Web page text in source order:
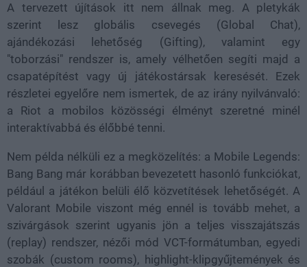
A tervezett újítások itt nem állnak meg. A pletykák
szerint lesz globális csevegés (Global Chat),
ajándékozási lehetőség (Gifting), valamint egy
"toborzási" rendszer is, amely vélhetően segíti majd a
csapatépítést vagy új játékostársak keresését. Ezek
részletei egyelőre nem ismertek, de az irány nyilvánvaló:
a Riot a mobilos közösségi élményt szeretné minél
interaktívabbá és élőbbé tenni.
Nem példa nélküli ez a megközelítés: a Mobile Legends:
Bang Bang már korábban bevezetett hasonló funkciókat,
például a játékon belüli élő közvetítések lehetőségét. A
Valorant Mobile viszont még ennél is tovább mehet, a
szivárgások szerint ugyanis jön a teljes visszajátszás
(replay) rendszer, nézői mód VCT-formátumban, egyedi
szobák (custom rooms), highlight-klipgyűjtemények és